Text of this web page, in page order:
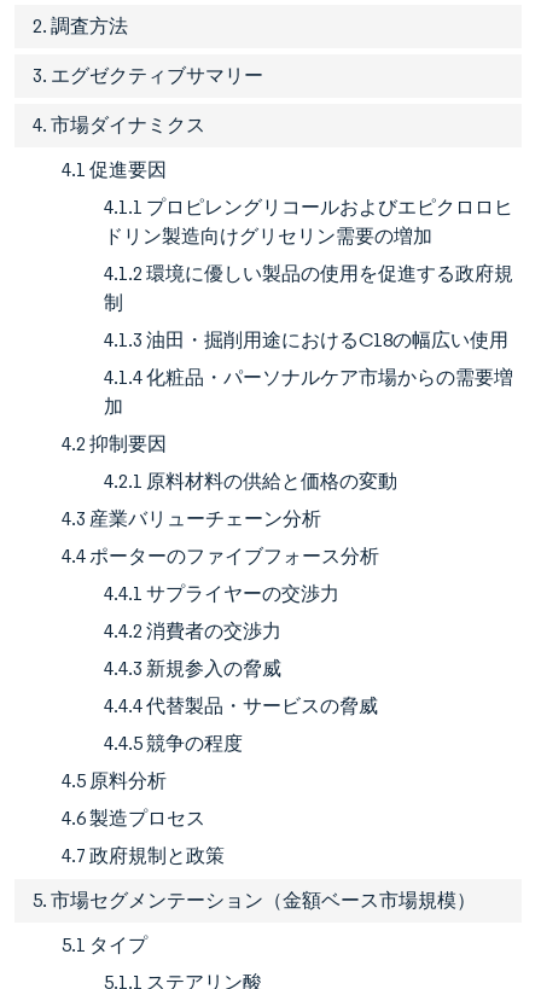
2. 調査方法
3. エグゼクティブサマリー
4. 市場ダイナミクス
4.1 促進要因
4.1.1 プロピレングリコールおよびエピクロロヒ
ドリン製造向けグリセリン需要の増加
4.1.2 環境に優しい製品の使用を促進する政府規
制
4.1.3 油田・掘削用途におけるC18の幅広い使用
4.1.4 化粧品・パーソナルケア市場からの需要増
加
4.2 抑制要因
4.2.1 原料材料の供給と価格の変動
4.3 産業バリューチェーン分析
4.4 ポーターのファイブフォース分析
4.4.1 サプライヤーの交渉力
4.4.2 消費者の交渉力
4.4.3 新規参入の脅威
4.4.4 代替製品・サービスの脅威
4.4.5 競争の程度
4.5 原料分析
4.6 製造プロセス
4.7 政府規制と政策
5. 市場セグメンテーション（金額ベース市場規模）
5.1 タイプ
5.1.1 ステアリン酸